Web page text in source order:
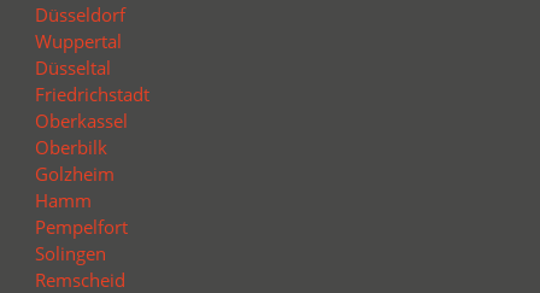
Düsseldorf
Wuppertal
Düsseltal
Friedrichstadt
Oberkassel
Oberbilk
Golzheim
Hamm
Pempelfort
Solingen
Remscheid